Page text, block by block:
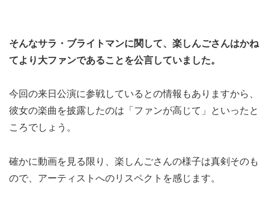
そんなサラ・ブライトマンに関して、楽しんごさんはかね
てより大ファンであることを公言していました。
今回の来日公演に参戦しているとの情報もありますから、
彼女の楽曲を披露したのは「ファンが高じて」といったと
ころでしょう。
確かに動画を見る限り、楽しんごさんの様子は真剣そのも
ので、アーティストへのリスペクトを感じます。